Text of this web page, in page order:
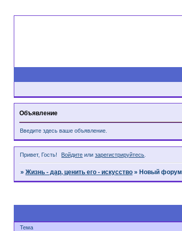
Объявление
Введите здесь ваше объявление.
Привет, Гость! Войдите илизарегистрируйтесь
» Жизнь - дар, ценить его - искусство » Новый форум
Тема